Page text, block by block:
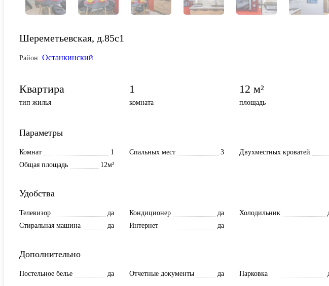
Шереметьевская, д.85с1
Район: Останкинский
Квартира
тип жилья
1
комната
12 м²
площадь
Параметры
Комнат 1 Спальных мест 3 Двухместных кроватей
Общая площадь
12м²
Удобства
Телевизор да Кондиционер да Холодильник
Стиральная машина
да Интернет да
Дополнительно
Постельное белье да Отчетные документы да Парковка